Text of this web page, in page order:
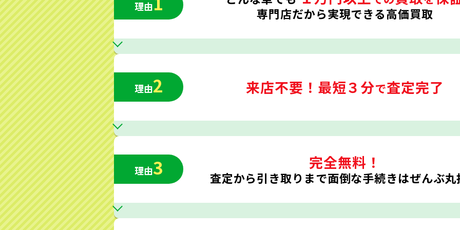
理由 専門店だから実現できる高価買取
理由2 来店不要！ 最短３分で査定完了
理由3 完全無料！
査定から引き取りまで面倒な手続きはぜんぶ